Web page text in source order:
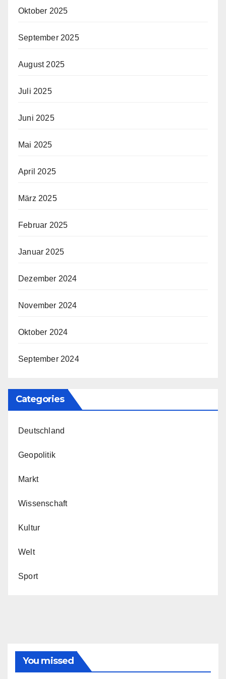
Oktober 2025
September 2025
August 2025
Juli 2025
Juni 2025
Mai 2025
April 2025
März 2025
Februar 2025
Januar 2025
Dezember 2024
November 2024
Oktober 2024
September 2024
Categories
Deutschland
Geopolitik
Markt
Wissenschaft
Kultur
Welt
Sport
You missed